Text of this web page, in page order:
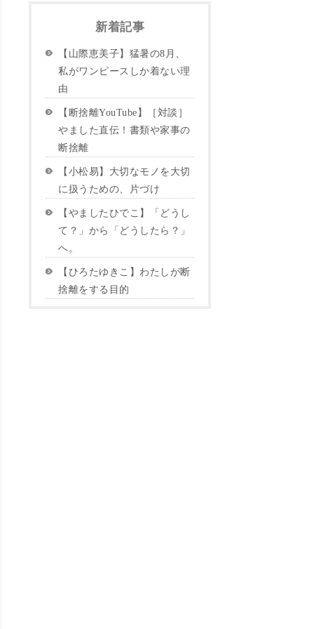
新着記事
【山際恵美子】猛暑の8月、
私がワンピースしか着ない理
由
【断捨離YouTube】［対談］
やました直伝！書類や家事の
断捨離
【小松易】大切なモノを大切
に扱うための、片づけ
【やましたひでこ】「どうし
て？」から「どうしたら？」
へ。
【ひろたゆきこ】わたしが断
捨離をする目的